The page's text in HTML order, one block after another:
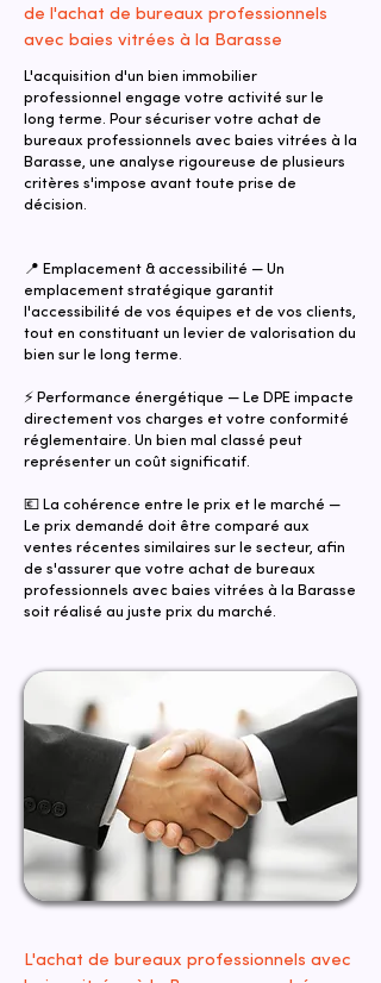
de l'achat de bureaux professionnels
avec baies vitrées à la Barasse
L'acquisition d'un bien immobilier
professionnel engage votre activité sur le
long terme. Pour sécuriser votre achat de
bureaux professionnels avec baies vitrées à la
Barasse, une analyse rigoureuse de plusieurs
critères s'impose avant toute prise de
décision.
📍 Emplacement & accessibilité — Un
emplacement stratégique garantit
l'accessibilité de vos équipes et de vos clients,
tout en constituant un levier de valorisation du
bien sur le long terme.
⚡ Performance énergétique — Le DPE impacte
directement vos charges et votre conformité
réglementaire. Un bien mal classé peut
représenter un coût significatif.
💶 La cohérence entre le prix et le marché —
Le prix demandé doit être comparé aux
ventes récentes similaires sur le secteur, afin
de s'assurer que votre achat de bureaux
professionnels avec baies vitrées à la Barasse
soit réalisé au juste prix du marché.
L'achat de bureaux professionnels avec